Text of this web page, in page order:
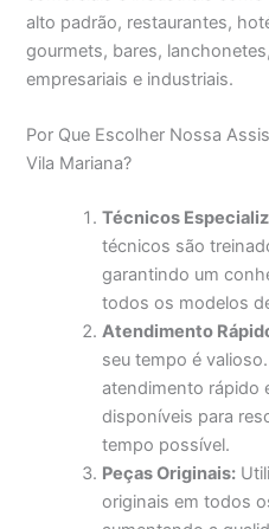
alto padrão, restaurantes,
gourmets, bares,
empresariais e industriais.
Por Que Escolher Nossa
Vila Mariana?
Técnicos
técnicos são
garantindo um
todos os modelos
Atendimento
seu tempo é
atendimento rápido
disponíveis para
tempo possível.
Peças Originais:
originais em todos